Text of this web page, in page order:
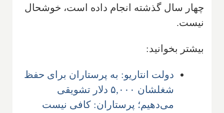
چهار سال گذشته انجام داده است، خوشحال
نیست.
بیشتر بخوانید:
دولت انتاریو: به پرستاران برای حفظ
شغلشان ۵,۰۰۰ دلار تشویقی
می‌دهیم؛ پرستاران: کافی نیست